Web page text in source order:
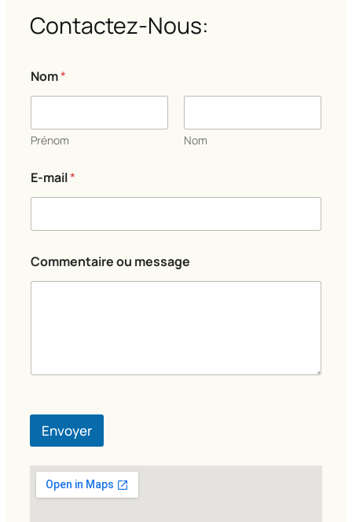
Contactez-Nous:
o
m
e
n
a
i
r
N
m
N
o
Nom*
Prénom Nom
E-mail*
Commentaire ou message
Envoyer